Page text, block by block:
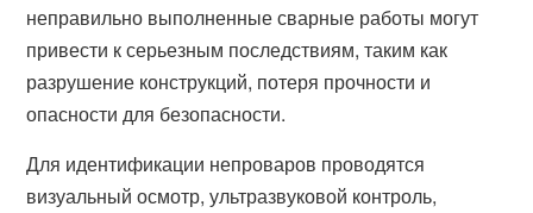
неправильно выполненные сварные работы могут
привести к серьезным последствиям, таким как
разрушение конструкций, потеря прочности и
опасности для безопасности.
Для идентификации непроваров проводятся
визуальный осмотр, ультразвуковой контроль,